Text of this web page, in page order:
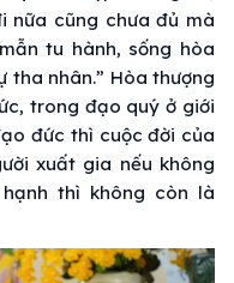
nữa cũng chưa đủ mà
tu hành, sống hòa
tha nhân.” Hòa thượng
trong đạo quý ở giới
đức thì cuộc đời của
xuất gia nếu không
thì không còn là